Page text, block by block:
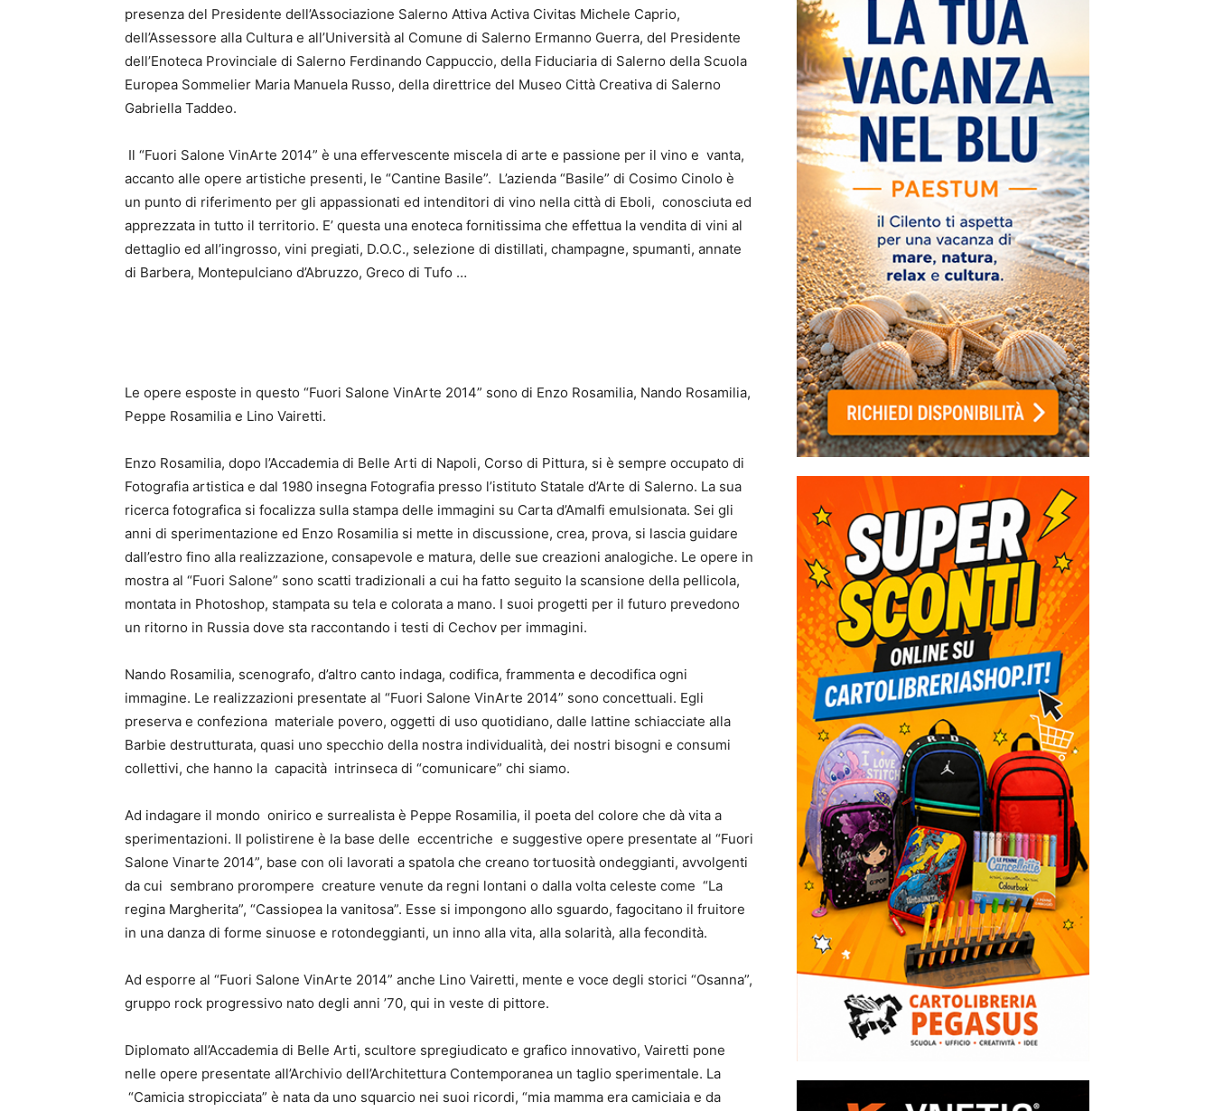
presenza del Presidente dell’Associazione Salerno Attiva Activa Civitas Michele Caprio,
dell’Assessore alla Cultura e all’Università al Comune di Salerno Ermanno Guerra, del Presidente
dell’Enoteca Provinciale di Salerno Ferdinando Cappuccio, della Fiduciaria di Salerno della Scuola
Europea Sommelier Maria Manuela Russo, della direttrice del Museo Città Creativa di Salerno
Gabriella Taddeo.
Il “Fuori Salone VinArte 2014” è una effervescente miscela di arte e passione per il vino e vanta,
accanto alle opere artistiche presenti, le “Cantine Basile”. L’azienda “Basile” di Cosimo Cinolo è
un punto di riferimento per gli appassionati ed intenditori di vino nella città di Eboli, conosciuta ed
apprezzata in tutto il territorio. E’ questa una enoteca fornitissima che effettua la vendita di vini al
dettaglio ed all’ingrosso, vini pregiati, D.O.C., selezione di distillati, champagne, spumanti, annate
di Barbera, Montepulciano d’Abruzzo, Greco di Tufo …
Le opere esposte in questo “Fuori Salone VinArte 2014” sono di Enzo Rosamilia, Nando Rosamilia,
Peppe Rosamilia e Lino Vairetti.
Enzo Rosamilia, dopo l’Accademia di Belle Arti di Napoli, Corso di Pittura, si è sempre occupato di
Fotografia artistica e dal 1980 insegna Fotografia presso l’istituto Statale d’Arte di Salerno. La sua
ricerca fotografica si focalizza sulla stampa delle immagini su Carta d’Amalfi emulsionata. Sei gli
anni di sperimentazione ed Enzo Rosamilia si mette in discussione, crea, prova, si lascia guidare
dall’estro fino alla realizzazione, consapevole e matura, delle sue creazioni analogiche. Le opere in
mostra al “Fuori Salone” sono scatti tradizionali a cui ha fatto seguito la scansione della pellicola,
montata in Photoshop, stampata su tela e colorata a mano. I suoi progetti per il futuro prevedono
un ritorno in Russia dove sta raccontando i testi di Cechov per immagini.
Nando Rosamilia, scenografo, d’altro canto indaga, codifica, frammenta e decodifica ogni
immagine. Le realizzazioni presentate al “Fuori Salone VinArte 2014” sono concettuali. Egli
preserva e confeziona materiale povero, oggetti di uso quotidiano, dalle lattine schiacciate alla
Barbie destrutturata, quasi uno specchio della nostra individualità, dei nostri bisogni e consumi
collettivi, che hanno la capacità intrinseca di “comunicare” chi siamo.
Ad indagare il mondo onirico e surrealista è Peppe Rosamilia, il poeta del colore che dà vita a
sperimentazioni. Il polistirene è la base delle eccentriche e suggestive opere presentate al “Fuori
Salone Vinarte 2014”, base con oli lavorati a spatola che creano tortuosità ondeggianti, avvolgenti
da cui sembrano prorompere creature venute da regni lontani o dalla volta celeste come “La
regina Margherita”, “Cassiopea la vanitosa”. Esse si impongono allo sguardo, fagocitano il fruitore
in una danza di forme sinuose e rotondeggianti, un inno alla vita, alla solarità, alla fecondità.
Ad esporre al “Fuori Salone VinArte 2014” anche Lino Vairetti, mente e voce degli storici “Osanna”,
gruppo rock progressivo nato degli anni ’70, qui in veste di pittore.
Diplomato all’Accademia di Belle Arti, scultore spregiudicato e grafico innovativo, Vairetti pone
nelle opere presentate all’Archivio dell’Architettura Contemporanea un taglio sperimentale. La
“Camicia stropicciata” è nata da uno squarcio nei suoi ricordi, “mia mamma era camiciaia e da